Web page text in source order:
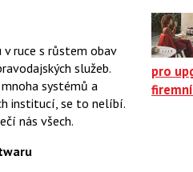
ruce s růstem obav
služeb.
systémů a
institucí, se to nelíbí.
nás všech.
pro